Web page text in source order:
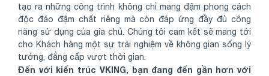
tạo ra những công trình không chỉ mang đậm phong cách
độc đáo đậm chất riêng mà còn đáp ứng đầy đủ công
năng sử dụng của gia chủ. Chúng tôi cam kết sẽ mang tới
cho Khách hàng một sự trải nghiệm về không gian sống lý
tưởng, đẳng cấp vượt thời gian.
Đến với kiến trúc VKING, bạn đang đến gần hơn với